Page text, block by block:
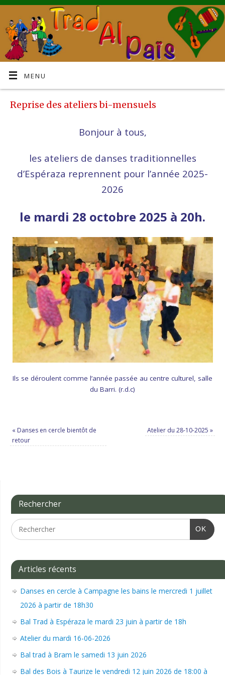
MENU
Reprise des ateliers bi-mensuels
Bonjour à tous,
les ateliers de danses traditionnelles
d’Espéraza reprennent pour l’année 2025-
2026
le mardi 28 octobre 2025 à 20h.
Ils se déroulent comme l’année passée au centre culturel, salle
du Barri. (r.d.c)
« Danses en cercle bientôt de
retour
Atelier du 28-10-2025 »
Rechercher
OK
Articles récents
Danses en cercle à Campagne les bains le mercredi 1 juillet
2026 à partir de 18h30
Bal Trad à Espéraza le mardi 23 juin à partir de 18h
Atelier du mardi 16-06-2026
Bal trad à Bram le samedi 13 juin 2026
Bal des Bois à Taurize le vendredi 12 juin 2026 de 18:00 à